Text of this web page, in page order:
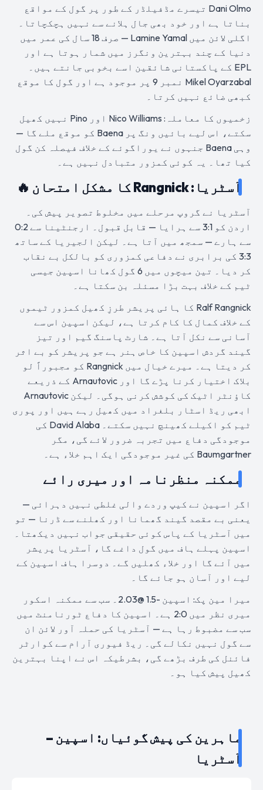
Dani Olmo تیسرے مڈفیلڈر کے طور پر گول کے مواقع
بناتا ہے اور خود بھی جال ہلانے سے نہیں ہچکچاتا۔
اگلی لائن میں Lamine Yamal — صرف 18 سال کی عمر میں
دنیا کے چند بہترین ونگرز میں شمار ہوتا ہے اور
EPL کے پاکستانی شائقین اسے بخوبی جانتے ہیں۔
Mikel Oyarzabal نمبر 9 پر موجود ہے اور گول کا موقع
کبھی ضائع نہیں کرتا۔
زخمیوں کا معاملہ: Nico Williams اور Pino نہیں کھیل
سکتے، اس لیے بائیں ونگ پر Baena کو موقع ملے گا —
وہی Baena جنہوں نے یوراگوئے کے خلاف فیصلہ کن گول
کیا تھا۔ یہ کوئی کمزور متبادل نہیں ہے۔
آسٹریا: Rangnick کا مشکل امتحان 🔥
آسٹریا نے گروپ مرحلے میں مخلوط تصویر پیش کی۔
اردن کو 3:1 سے ہرایا — قابل قبول۔ ارجنٹینا سے 0:2
سے ہارے — سمجھ میں آتا ہے۔ لیکن الجیریا کے ساتھ
3:3 کی برابری نے دفاعی کمزوری کو بالکل بے نقاب
کر دیا۔ تین میچوں میں 6 گول کھانا اسپین جیسی
ٹیم کے خلاف بہت بڑا مسئلہ بن سکتا ہے۔
Ralf Rangnick کا ہائی پریشر طرزِ کھیل کمزور ٹیموں
کے خلاف کمال کا کام کرتا ہے، لیکن اسپین اس سے
آسانی سے نکل آتا ہے۔ شارٹ پاسنگ گیم اور تیز
گیند گردش اسپین کا خاص ہنر ہے جو پریشر کو بے اثر
کر دیتا ہے۔ میرے خیال میں Rangnick کو مجبوراً لو
بلاک اختیار کرنا پڑے گا اور Arnautovic کے ذریعے
کاؤنٹر اٹیک کی کوشش کرنی ہوگی۔ لیکن Arnautovic
ابھی ریڈ اسٹار بلغراد میں کھیل رہے ہیں اور پوری
ٹیم کو اکیلے کھینچ نہیں سکتے۔ David Alaba کی
موجودگی دفاع میں تجربہ ضرور لائے گی، مگر
Baumgartner کی غیر موجودگی ایک اہم خلاء ہے۔
ممکنہ منظرنامہ اور میری رائے
اگر اسپین نے کیپ وردے والی غلطی نہیں دہرائی —
یعنی بے مقصد گیند گھمانا اور کھلنے سے ڈرنا — تو
میں آسٹریا کے پاس کوئی حقیقی جواب نہیں دیکھتا۔
اسپین پہلے ہاف میں گول داغے گا، آسٹریا پریشر
میں آئے گا اور خلاء کھلیں گے۔ دوسرا ہاف اسپین کے
لیے اور آسان ہو جائے گا۔
میرا مین پک: اسپین -1.5 @2.03۔ سب سے ممکنہ اسکور
میری نظر میں 2:0 ہے۔ اسپین کا دفاع ٹورنامنٹ میں
سب سے مضبوط رہا ہے — آسٹریا کی حملہ آور لائن ان
سے گول نہیں نکالے گی۔ ریڈ فیوری آرام سے کوارٹر
فائنل کی طرف بڑھے گی، بشرطیکہ اس نے اپنا بہترین
کھیل پیش کیا ہو۔
ماہرین کی پیش گوئیاں: اسپین –
آسٹریا